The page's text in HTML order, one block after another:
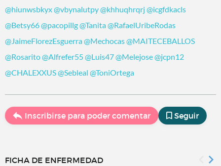
@hiunwsbkyx@vbynalutpy@khhuqhrqrj @icgfdkacls
@Betsy66@pacopillg@Tanita@RafaelUribeRodas
@JaimeFlorezEsguerra@Mechocas@MAITECEBALLOS
@Rosarito@Alfrefer55@Luis47@Melejose@jcpn12
@CHALEXXUS@Sebleal @ToniOrtega
Inscribirse para poder comentar Seguir
FICHA DE ENFERMEDAD